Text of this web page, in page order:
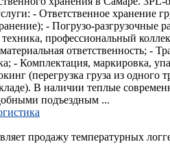
- Ответственное хранение
- Погрузо-разгрузочные
техника, профессиональный
ответственность; -
- Комплектация, маркировка,
(перегрузка груза из одного
В наличии теплые
подъездным ...
продажу температурных